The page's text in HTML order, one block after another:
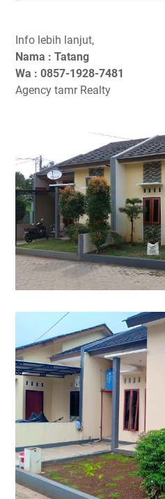
Info lebih lanjut,
Nama : Tatang
Wa : 0857-1928-7481
Agency tamr Realty